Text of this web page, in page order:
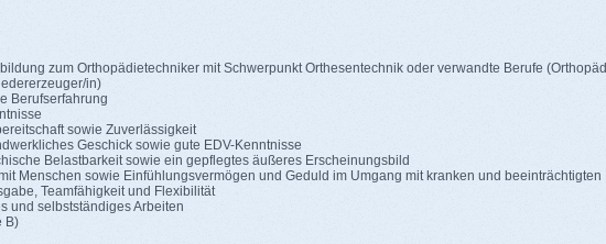
zum Orthopädietechniker mit Schwerpunkt Orthesentechnik oder verwandte Berufe
in)
Berufserfahrung
sowie Zuverlässigkeit
Geschick sowie gute EDV-Kenntnisse
Belastbarkeit sowie ein gepflegtes äußeres Erscheinungsbild
Menschen sowie Einfühlungsvermögen und Geduld im Umgang mit kranken und beeinträchtigten
Teamfähigkeit und Flexibilität
und selbstständiges Arbeiten
B)